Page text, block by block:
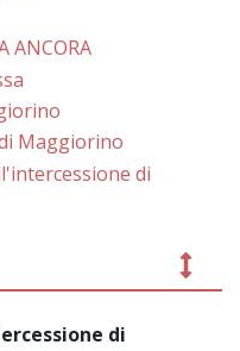
ANCORA
Maggiorino
di
di